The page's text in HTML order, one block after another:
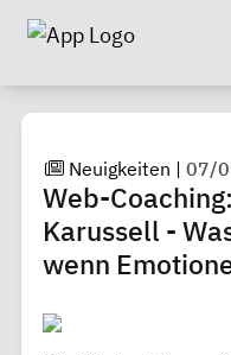
Neuigkeiten |07/
Web-
Karussell -
wenn